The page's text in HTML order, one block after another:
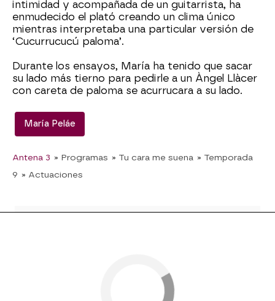
intimidad y acompañada de un guitarrista, ha
enmudecido el plató creando un clima único
mientras interpretaba una particular versión de
‘Cucurrucucú paloma’.
Durante los ensayos, María ha tenido que sacar
su lado más tierno para pedirle a un Àngel Llàcer
con careta de paloma se acurrucara a su lado.
María Peláe
Antena 3 » Programas » Tu cara me suena » Temporada
9 » Actuaciones